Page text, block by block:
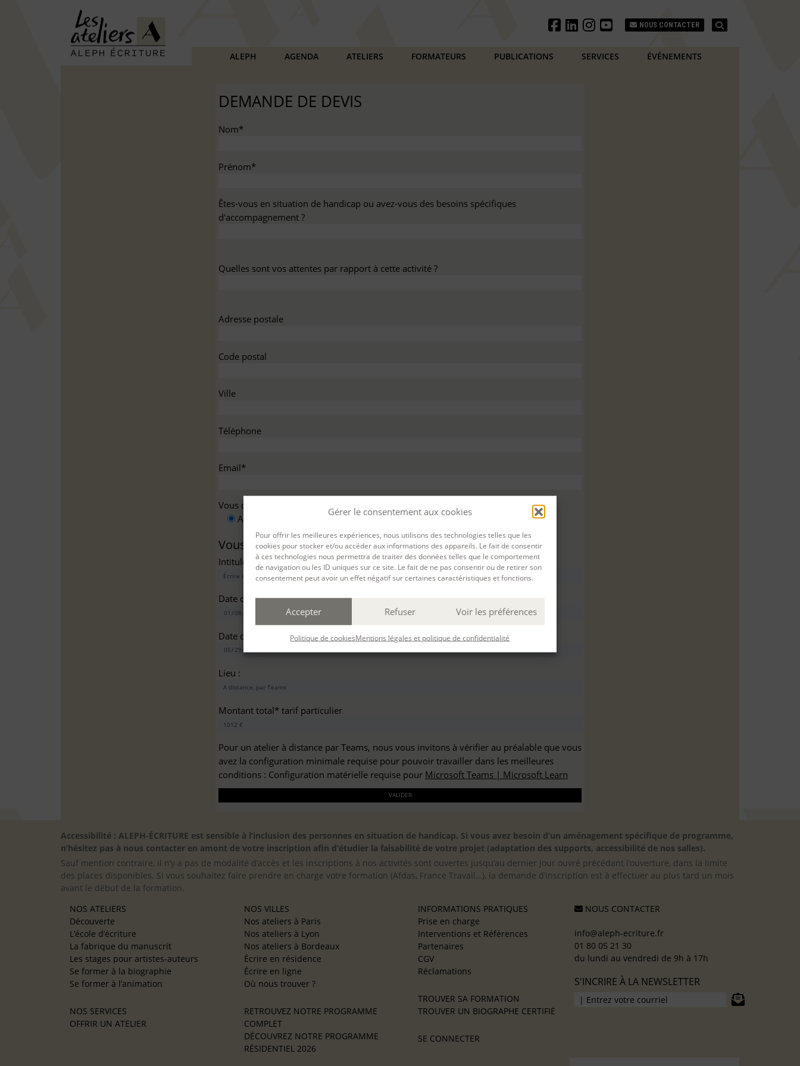
Gérer le consentement aux cookies
Pour offrir les meilleures expériences, nous utilisons des technologies telles que les
cookies pour stocker et/ou accéder aux informations des appareils. Le fait de consentir
à ces technologies nous permettra de traiter des données telles que le comportement
de navigation ou les ID uniques sur ce site. Le fait de ne pas consentir ou de retirer son
consentement peut avoir un effet négatif sur certaines caractéristiques et fonctions.
Accepter Refuser Voir les préférences
Politique de cookiesMentions légales et politique de confidentialité
NOUS CONTACTER
ALEPH AGENDA ATELIERS FORMATEURS PUBLICATIONS SERVICES ÉVÉNEMENTS
DEMANDE DE DEVIS
Nom*
Prénom*
Êtes-vous en situation de handicap ou avez-vous des besoins spécifiques
d'accompagnement ?
Quelles sont vos attentes par rapport à cette activité ?
Adresse postale
Code postal
Ville
Téléphone
Email*
Vous demandez ce devis :
A titre personnel
Pour bénéficier d’un financement
Vous souhaitez vous inscrire à :
Intitulé(s)*
Date de début*
Date de fin*
Lieu :
Montant total* tarif particulier
Pour un atelier à distance par Teams, nous vous invitons à vérifier au préalable que vous
avez la configuration minimale requise pour pouvoir travailler dans les meilleures
conditions : Configuration matérielle requise pour Microsoft Teams | Microsoft Learn
Accessibilité : ALEPH-ÉCRITURE est sensible à l’inclusion des personnes en situation de handicap. Si vous avez besoin d’un aménagement spécifique de programme,
n’hésitez pas à nous contacter en amont de votre inscription afin d’étudier la faisabilité de votre projet (adaptation des supports, accessibilité de nos salles).
Sauf mention contraire, il n’y a pas de modalité d’accès et les inscriptions à nos activités sont ouvertes jusqu’au dernier jour ouvré précédant l’ouverture, dans la limite
des places disponibles. Si vous souhaitez faire prendre en charge votre formation (Afdas, France Travail…), la demande d’inscription est à effectuer au plus tard un mois
avant le début de la formation.
NOS ATELIERS
Découverte
L’école d’écriture
La fabrique du manuscrit
Les stages pour artistes-auteurs
Se former à la biographie
Se former à l’animation
NOS SERVICES
OFFRIR UN ATELIER
NOS VILLES
Nos ateliers à Paris
Nos ateliers à Lyon
Nos ateliers à Bordeaux
Écrire en résidence
Écrire en ligne
Où nous trouver ?
RETROUVEZ NOTRE PROGRAMME
COMPLET
DÉCOUVREZ NOTRE PROGRAMME
RÉSIDENTIEL 2026
INFORMATIONS PRATIQUES
Prise en charge
Interventions et Références
Partenaires
CGV
Réclamations
TROUVER SA FORMATION
TROUVER UN BIOGRAPHE CERTIFIÉ
SE CONNECTER
NOUS CONTACTER
info@aleph-ecriture.fr
01 80 05 21 30
du lundi au vendredi de 9h à 17h
S'INCRIRE À LA NEWSLETTER